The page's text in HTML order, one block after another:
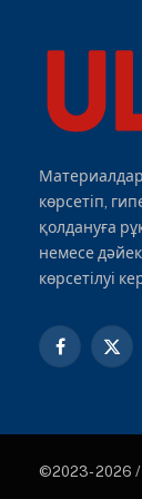
көрсетіп,
қолдануға
немесе
көрсетілуі
Facebook
X
©2023- 2026 /